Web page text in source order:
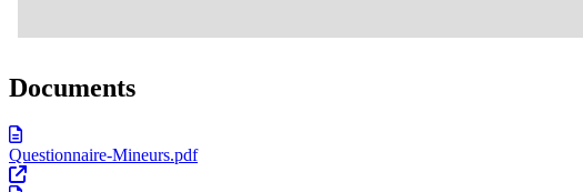
Documents
Questionnaire-Mineurs.pdf